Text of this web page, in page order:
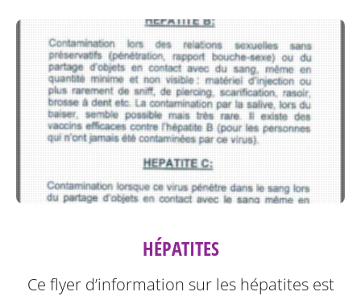
HÉPATITES
Ce flyer d’information sur les hépatites est